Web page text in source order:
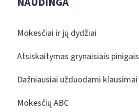
Mokesčiai ir jų dydžiai
Atsiskaitymas grynaisiais pinigais
Dažniausiai užduodami klausimai
Mokesčių ABC